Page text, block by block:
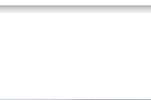
СРЕДСТАВА ЗА
КОЈИ СУ ОСТВАРИЛИ ПРАВО
СРПСКЕ У СТАЊУ